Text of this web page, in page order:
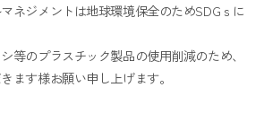
ネジメントは地球環境保全のためSDGｓに
等のプラスチック製品の使用削減のため、
ます様お願い申し上げます。